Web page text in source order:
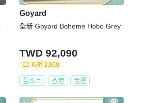
Goyard
全新 Goyard Boheme Hobo Grey
TWD 92,090
現折 2,000
全新品 香港 免運